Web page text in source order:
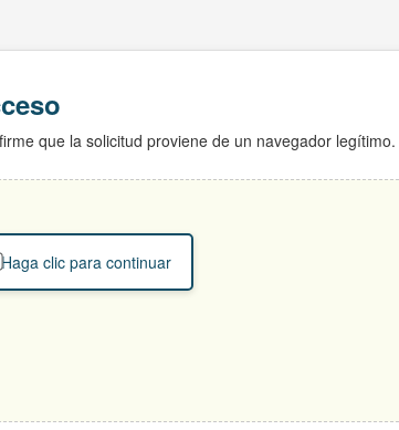
que la solicitud proviene de un navegador legítimo.
Haga clic para continuar